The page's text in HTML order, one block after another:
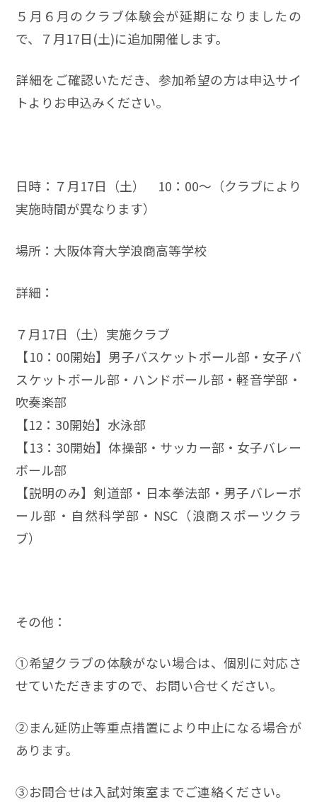
５月６月のクラブ体験会が延期になりましたの
で、７月17日(土)に追加開催します。
詳細をご確認いただき、参加希望の方は申込サイ
トよりお申込みください。
日時：７月17日（土） 10：00～（クラブにより
実施時間が異なります）
場所：大阪体育大学浪商高等学校
詳細：
７月17日（土）実施クラブ
【10：00開始】男子バスケットボール部・女子バ
スケットボール部・ハンドボール部・軽音学部・
吹奏楽部
【12：30開始】水泳部
【13：30開始】体操部・サッカー部・女子バレー
ボール部
【説明のみ】剣道部・日本拳法部・男子バレーボ
ール部・自然科学部・NSC（浪商スポーツクラ
ブ）
その他：
➀希望クラブの体験がない場合は、個別に対応さ
せていただきますので、お問い合せください。
➁まん延防止等重点措置により中止になる場合が
あります。
➂お問合せは入試対策室までご連絡ください。